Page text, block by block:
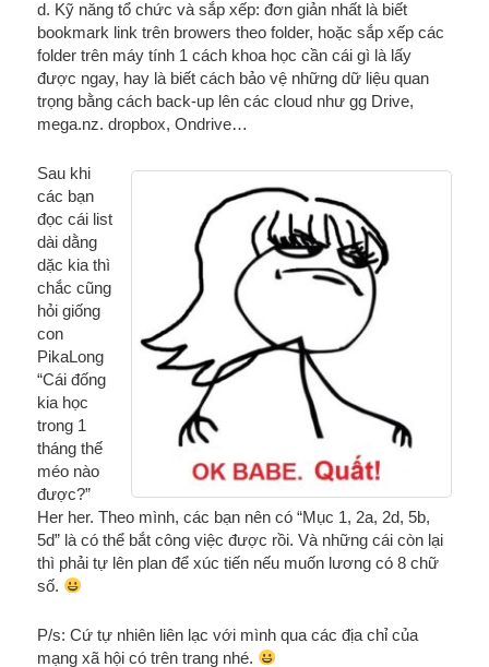
d. Kỹ năng tổ chức và sắp xếp: đơn giản nhất là biết
bookmark link trên browers theo folder, hoặc sắp xếp các
folder trên máy tính 1 cách khoa học cần cái gì là lấy
được ngay, hay là biết cách bảo vệ những dữ liệu quan
trọng bằng cách back-up lên các cloud như gg Drive,
mega.nz. dropbox, Ondrive…
Sau khi
các bạn
đọc cái list
dài dằng
dặc kia thì
chắc cũng
hỏi giống
con
PikaLong
“Cái đống
kia học
trong 1
tháng thế
méo nào
được?”
Her her. Theo mình, các bạn nên có “Mục 1, 2a, 2d, 5b,
5d” là có thể bắt công việc được rồi. Và những cái còn lại
thì phải tự lên plan để xúc tiến nếu muốn lương có 8 chữ
số.
P/s: Cứ tự nhiên liên lạc với mình qua các địa chỉ của
mạng xã hội có trên trang nhé.